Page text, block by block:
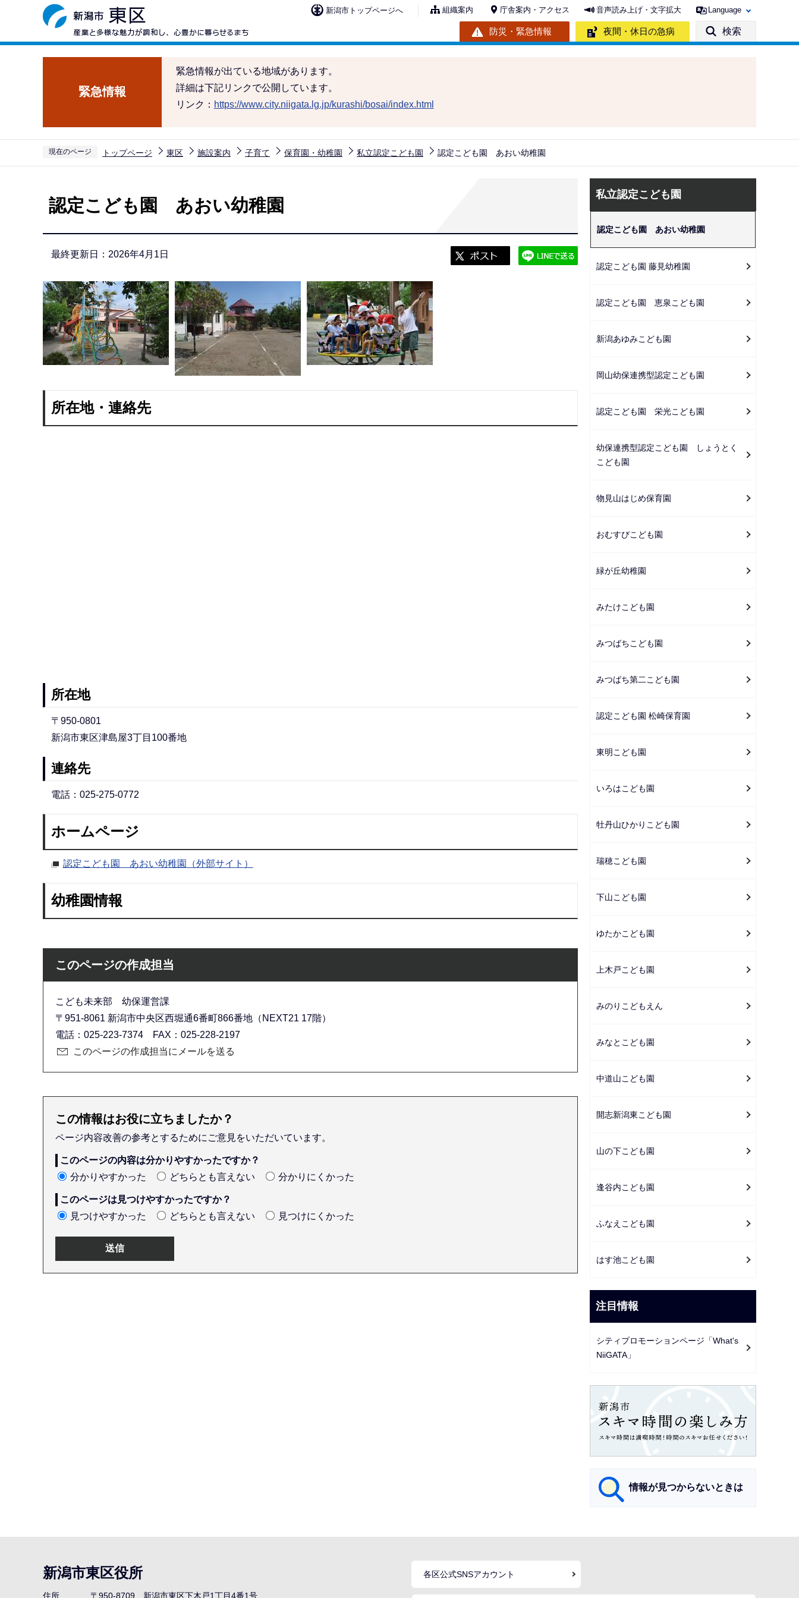
ペ
新潟市トップページへ 組織案内 庁舎案内・アクセス 音声読み上げ・文字拡大 Language
防災・緊急情報 夜間・休日の急病 検索
緊急情報
緊急情報が出ている地域があります。
詳細は下記リンクで公開しています。
リンク： https://www.city.niigata.lg.jp/kurashi/bosai/index.html
現在のページ トップページ 東区 施設案内 子育て 保育園・幼稚園 私立認定こども園 認定こども園 あおい幼稚園
認定こども園 あおい幼稚園
最終更新日：2026年4月1日
所在地・連絡先
所在地
〒950-0801
新潟市東区津島屋3丁目100番地
連絡先
電話：025-275-0772
ホームページ
認定こども園 あおい幼稚園（外部サイト）
幼稚園情報
このページの作成担当
こども未来部 幼保運営課
〒951-8061 新潟市中央区西堀通6番町866番地（NEXT21 17階）
電話：025-223-7374 FAX：025-228-2197
このページの作成担当にメールを送る
この情報はお役に立ちましたか？
ページ内容改善の参考とするためにご意見をいただいています。
このページの内容は分かりやすかったですか？
分かりやすかった
どちらとも言えない 分かりにくかった
このページは見つけやすかったですか？
見つけやすかった
どちらとも言えない 見つけにくかった
ブ
ビ
ー
ョ
こ
か
私立認定こども園
認定こども園 あおい幼稚園
認定こども園 藤見幼稚園
認定こども園 恵泉こども園
新潟あゆみこども園
岡山幼保連携型認定こども園
認定こども園 栄光こども園
幼保連携型認定こども園 しょうとく
こども園
物見山はじめ保育園
おむすびこども園
緑が丘幼稚園
みたけこども園
みつばちこども園
みつばち第二こども園
認定こども園 松崎保育園
東明こども園
いろはこども園
牡丹山ひかりこども園
瑞穂こども園
下山こども園
ゆたかこども園
上木戸こども園
みのりこどもえん
みなとこども園
中道山こども園
開志新潟東こども園
山の下こども園
逢谷内こども園
ふなえこども園
はす池こども園
注目情報
シティプロモーションページ「What's
NiiGATA」
情報が見つからないときは
新潟市東区役所
住所 〒950-8709 新潟市東区下木戸1丁目4番1号
各区公式SNSアカウント